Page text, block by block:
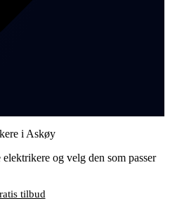
i Askøy
og velg den som passer
tilbud